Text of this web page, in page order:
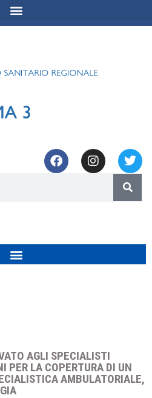
AGLI SPECIALISTI
PER LA COPERTURA DI UN
AMBULATORIALE,